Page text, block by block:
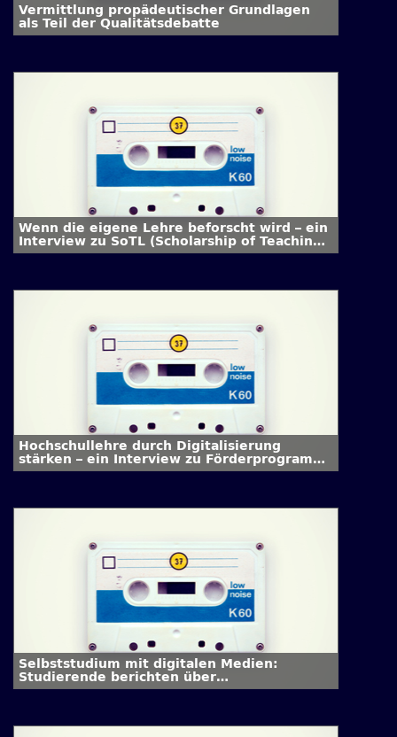
Vermittlung propädeutischer Grundlagen
als Teil der Qualitätsdebatte
Wenn die eigene Lehre beforscht wird – ein
Interview zu SoTL (Scholarship of Teaching
and Learning)
Hochschullehre durch Digitalisierung
stärken – ein Interview zu Förderprogramm
und Projektauswahl
Selbststudium mit digitalen Medien:
Studierende berichten über
Herausforderungen im Online-Semester